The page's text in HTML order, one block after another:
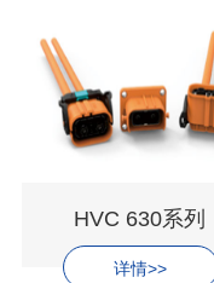
HVC 630系列
详情>>